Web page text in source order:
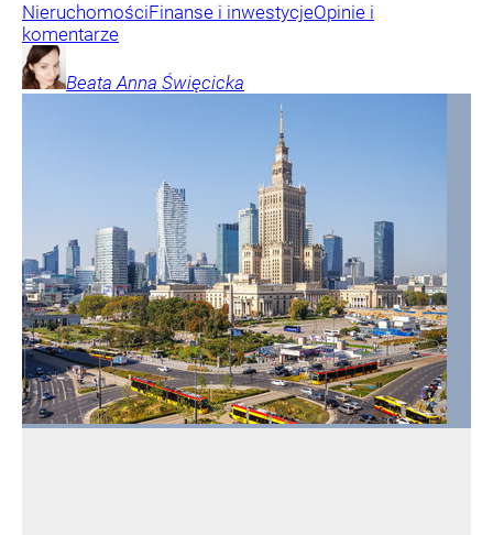
NieruchomościFinanse i inwestycjeOpinie i
komentarze
Beata Anna Święcicka